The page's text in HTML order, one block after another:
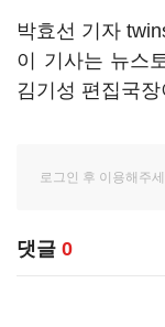
박효선 기자
이 기사는 뉴스
김기성 편집국
댓글 0